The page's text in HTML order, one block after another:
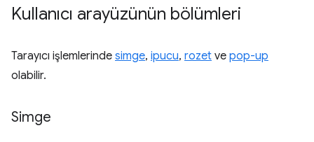
Kullanıcı arayüzünün bölümleri
Tarayıcı işlemlerinde simge, ipucu, rozet ve pop-up
olabilir.
Simge